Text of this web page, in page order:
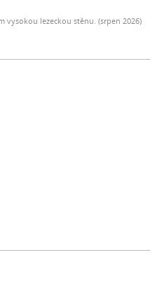
vysokou lezeckou stěnu. (srpen 2026)